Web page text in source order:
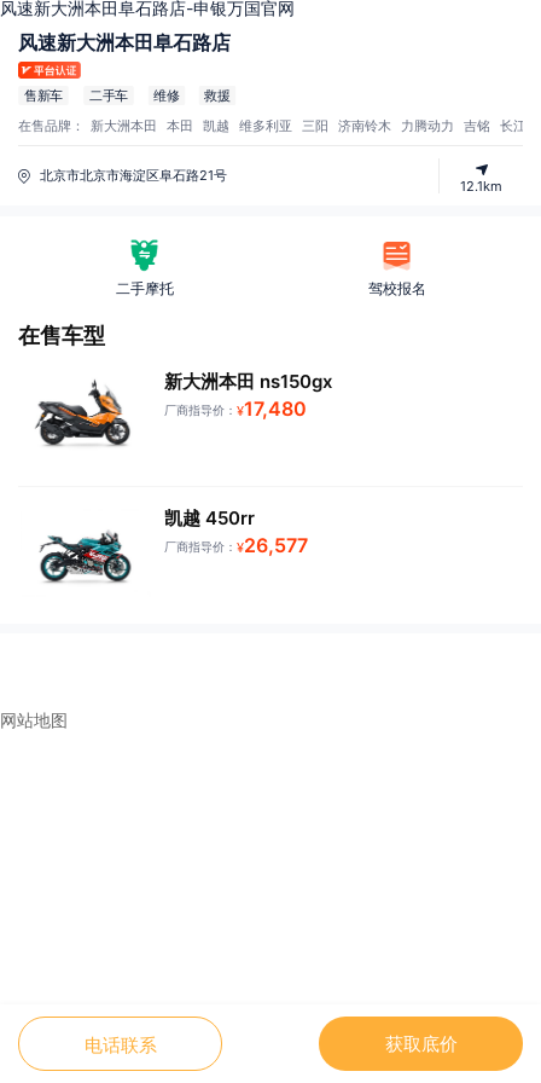
风速新大洲本田阜石路店-申银万国官网
风速新大洲本田阜石路店
售新车 二手车 维修 救援
在售品牌： 新大洲本田 本田 凯越 维多利亚 三阳 济南铃木 力腾动力 吉铭 长江
北京市北京市海淀区阜石路21号
12.1km
二手摩托 驾校报名
在售车型
新大洲本田 ns150gx
厂商指导价： ¥17,480
凯越 450rr
厂商指导价： ¥26,577
电话联系 获取底价
网站地图